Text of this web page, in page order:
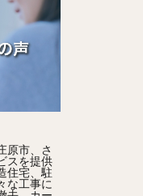
原市、さ
スを提供
住宅、駐
な工事に